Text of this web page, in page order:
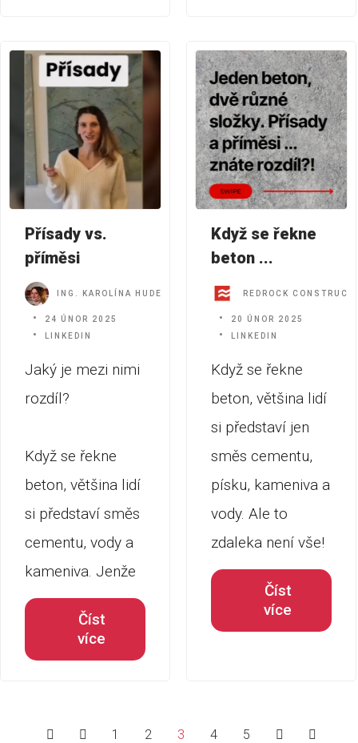
Přísady vs.
příměsi
ING. KAROLÍNA HUDEC JAKUBÍKOVÁ
24 ÚNOR 2025
LINKEDIN
Jaký je mezi nimi
rozdíl?
Když se řekne
beton, většina lidí
si představí směs
cementu, vody a
kameniva. Jenže
Číst
více
Když se řekne
beton ...
REDROCK
20 ÚNOR 2025
LINKEDIN
Když se řekne
beton, většina lidí
si představí jen
směs cementu,
písku, kameniva a
vody. Ale to
zdaleka není vše!
Číst
více
1 2 3 4 5